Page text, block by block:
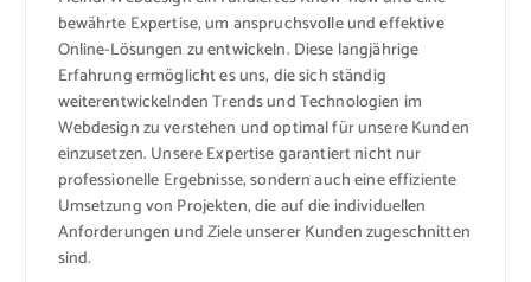
bewährte Expertise, um anspruchsvolle und effektive
Online-Lösungen zu entwickeln. Diese langjährige
Erfahrung ermöglicht es uns, die sich ständig
weiterentwickelnden Trends und Technologien im
Webdesign zu verstehen und optimal für unsere Kunden
einzusetzen. Unsere Expertise garantiert nicht nur
professionelle Ergebnisse, sondern auch eine effiziente
Umsetzung von Projekten, die auf die individuellen
Anforderungen und Ziele unserer Kunden zugeschnitten
sind.